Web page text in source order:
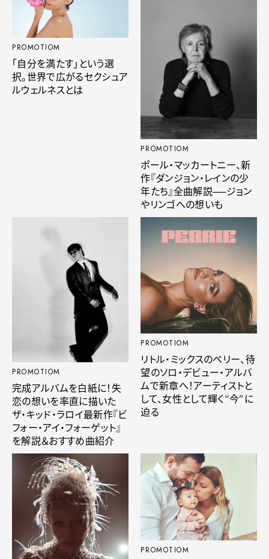
PROMOTIOM
「自分を満たす」という選
択。世界で広がるセクシュア
ルウェルネスとは
PROMOTIOM
ポール・マッカートニー、新
作『ダンジョン・レインの少
年たち』全曲解説──ジョン
やリンゴへの想いも
PROMOTIOM
完成アルバムを白紙に！失
恋の想いを率直に描いた
ザ・キッド・ラロイ最新作『ビ
フォー・アイ・フォーゲット』
を解説＆おすすめ曲紹介
PROMOTIOM
リトル・ミックスのペリー、待
望のソロ・デビュー・アルバ
ムで新章へ！アーティストと
して、女性として輝く“今”に
迫る
PROMOTIOM